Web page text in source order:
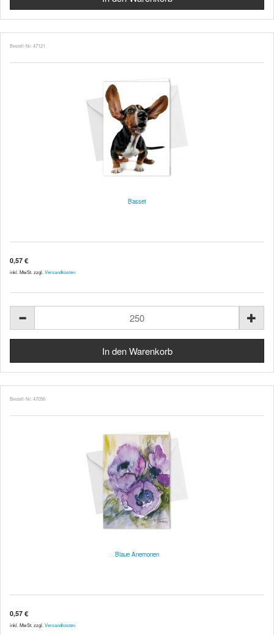
Bestell-Nr. 47121
Basset
0,57 €
inkl. MwSt. zzgl. Versandkosten
Bestell-Nr. 47056
Blaue Anemonen
0,57 €
inkl. MwSt. zzgl. Versandkosten